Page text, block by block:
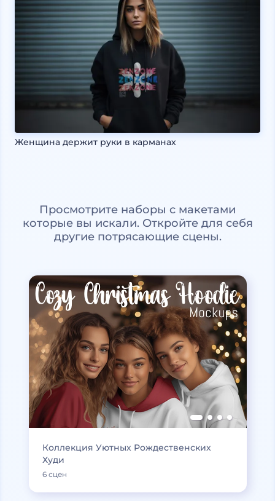
Женщина держит руки в карманах
Просмотрите наборы с макетами
которые вы искали. Откройте для себя
другие потрясающие сцены.
Коллекция Уютных Рождественских
Худи
6 сцен